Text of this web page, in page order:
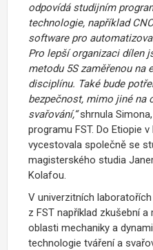
odpovídá studijním
technologie, například
software pro
Pro lepší organizaci dílen
metodu 5S zaměřenou na
disciplínu. Také bude
bezpečnost, mimo jiné na
svařování,“shrnula
programu FST. Do Etiopie
vycestovala společně se
magisterského studia
Kolafou.
V univerzitních
z FST například zkušební
oblasti mechaniky a
technologie tváření a